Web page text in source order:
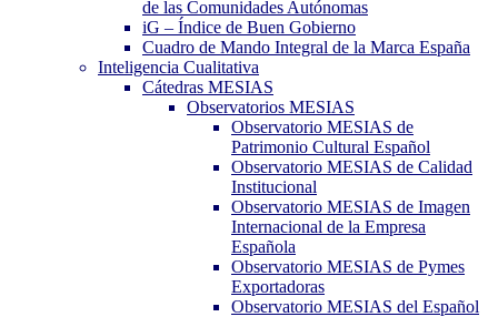
de las Comunidades Autónomas
iG – Índice de Buen Gobierno
Cuadro de Mando Integral de la Marca España
Inteligencia Cualitativa
Cátedras MESIAS
Observatorios MESIAS
Observatorio MESIAS de
Patrimonio Cultural Español
Observatorio MESIAS de Calidad
Institucional
Observatorio MESIAS de Imagen
Internacional de la Empresa
Española
Observatorio MESIAS de Pymes
Exportadoras
Observatorio MESIAS del Español